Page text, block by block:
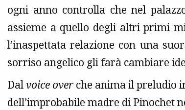
ogni anno controlla che nel
assieme a quello degli altri primi
l’inaspettata relazione con una
sorriso angelico gli farà cambiare
Dalvoice over che anima il preludio
dell’improbabile madre di Pinochet